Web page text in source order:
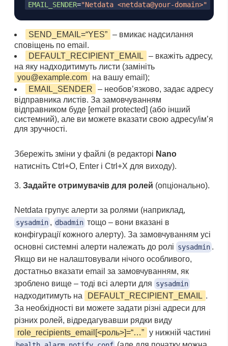
EMAIL_SENDER="Netdata <netdata@your-domain>"
SEND_EMAIL=“YES” – вмикає надсилання
сповіщень по email.
DEFAULT_RECIPIENT_EMAIL
– вкажіть адресу,
на яку надходитимуть листи (замініть
you@example.com
на вашу email);
EMAIL_SENDER
– необов’язково, задає адресу
відправника листів. За замовчуванням
відправником буде [email protected] (або інший
системний), але ви можете вказати свою адресу/ім’я
для зручності.
Збережіть зміни у файлі (в редакторі Nano
натисніть Ctrl+O, Enter і Ctrl+X для виходу).
Задайте отримувачів для ролей (опціонально).
Netdata групує алерти за ролями (наприклад,
sysadmin , dbadmin тощо – вони вказані в
конфігурації кожного алерту). За замовчуванням усі
основні системні алерти належать до ролі sysadmin .
Якщо ви не налаштовували нічого особливого,
достатньо вказати email за замовчуванням, як
зроблено вище – тоді всі алерти для sysadmin
надходитимуть на DEFAULT_RECIPIENT_EMAIL .
За необхідності ви можете задати різні адреси для
різних ролей, відредагувавши рядки виду
role_recipients_email[<роль>]=“…” у нижній частині